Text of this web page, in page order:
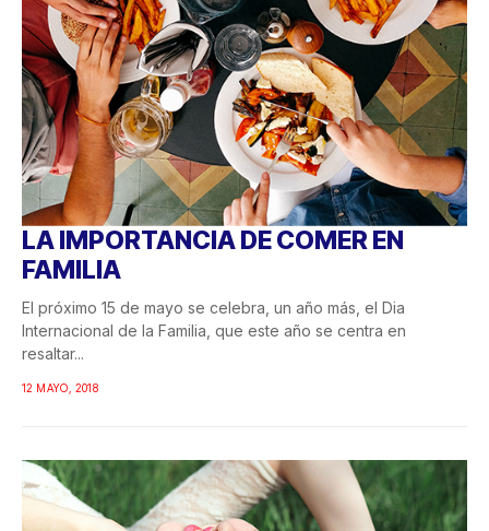
LA IMPORTANCIA DE COMER EN
FAMILIA
El próximo 15 de mayo se celebra, un año más, el Dia
Internacional de la Familia, que este año se centra en
resaltar...
12 MAYO, 2018